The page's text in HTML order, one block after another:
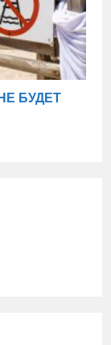
БУДЕТ